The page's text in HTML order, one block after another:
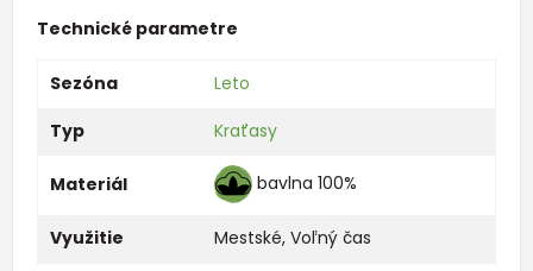
Technické parametre
Sezóna
Leto
Typ
Kraťasy
Materiál bavlna 100%
Využitie Mestské, Voľný čas